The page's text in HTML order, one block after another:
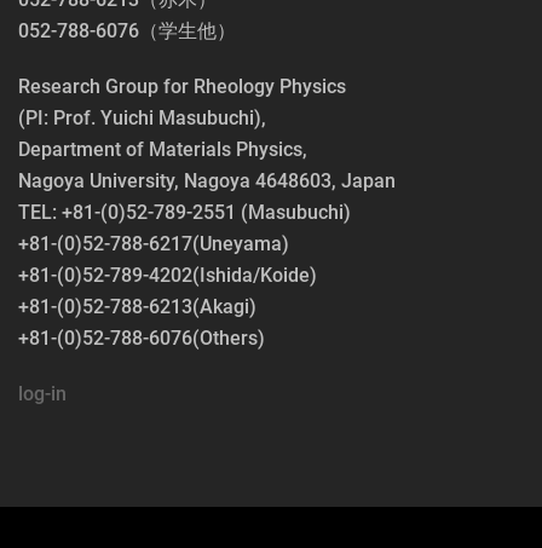
052-788-6076（学生他）
Research Group for Rheology Physics
(PI: Prof. Yuichi Masubuchi),
Department of Materials Physics,
Nagoya University, Nagoya 4648603, Japan
TEL: +81-(0)52-789-2551 (Masubuchi)
+81-(0)52-788-6217(Uneyama)
+81-(0)52-789-4202(Ishida/Koide)
+81-(0)52-788-6213(Akagi)
+81-(0)52-788-6076(Others)
log-in